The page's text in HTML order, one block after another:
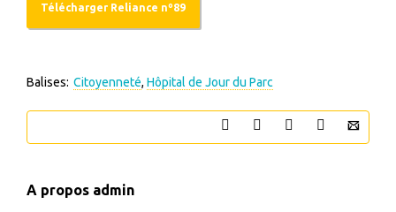
Télécharger Reliance nº89
Balises: Citoyenneté, Hôpital de Jour du Parc
A propos admin